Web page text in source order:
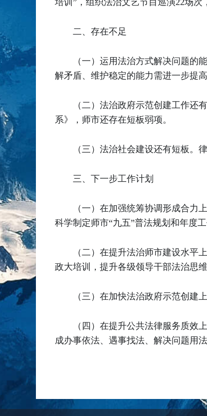
培训”，组织法治文艺节目巡演22场次
二、存在不足
（一）运用法治方式解决问题的
解矛盾、维护稳定的能力需进一步提高
（二）法治政府示范创建工作还
系》，师市还存在短板弱项。
（三）法治社会建设还有短板。
三、下一步工作计划
（一）在加强统筹协调形成合力
科学制定师市“九五”普法规划和年度工
（二）在提升法治师市建设水平
政大培训，提升各级领导干部法治思维
（三）在加快法治政府示范创建
（四）在提升公共法律服务质效
成办事依法、遇事找法、解决问题用